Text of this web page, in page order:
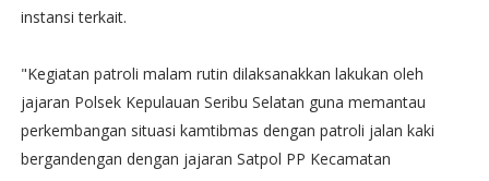
instansi terkait.
"Kegiatan patroli malam rutin dilaksanakkan lakukan oleh
jajaran Polsek Kepulauan Seribu Selatan guna memantau
perkembangan situasi kamtibmas dengan patroli jalan kaki
bergandengan dengan jajaran Satpol PP Kecamatan